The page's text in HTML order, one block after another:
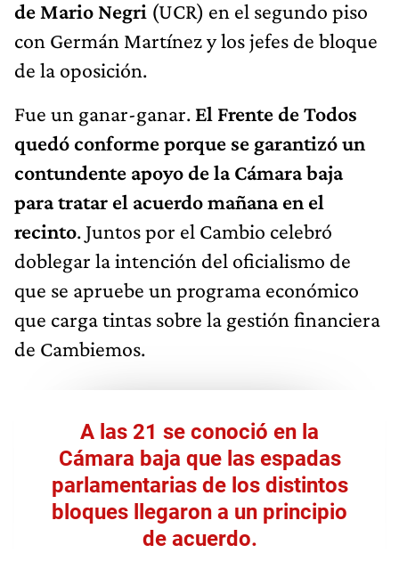
de Mario Negri (UCR) en el segundo piso
con Germán Martínez y los jefes de bloque
de la oposición.
Fue un ganar-ganar. El Frente de Todos
quedó conforme porque se garantizó un
contundente apoyo de la Cámara baja
para tratar el acuerdo mañana en el
recinto. Juntos por el Cambio celebró
doblegar la intención del oficialismo de
que se apruebe un programa económico
que carga tintas sobre la gestión financiera
de Cambiemos.
A las 21 se conoció en la
Cámara baja que las espadas
parlamentarias de los distintos
bloques llegaron a un principio
de acuerdo.